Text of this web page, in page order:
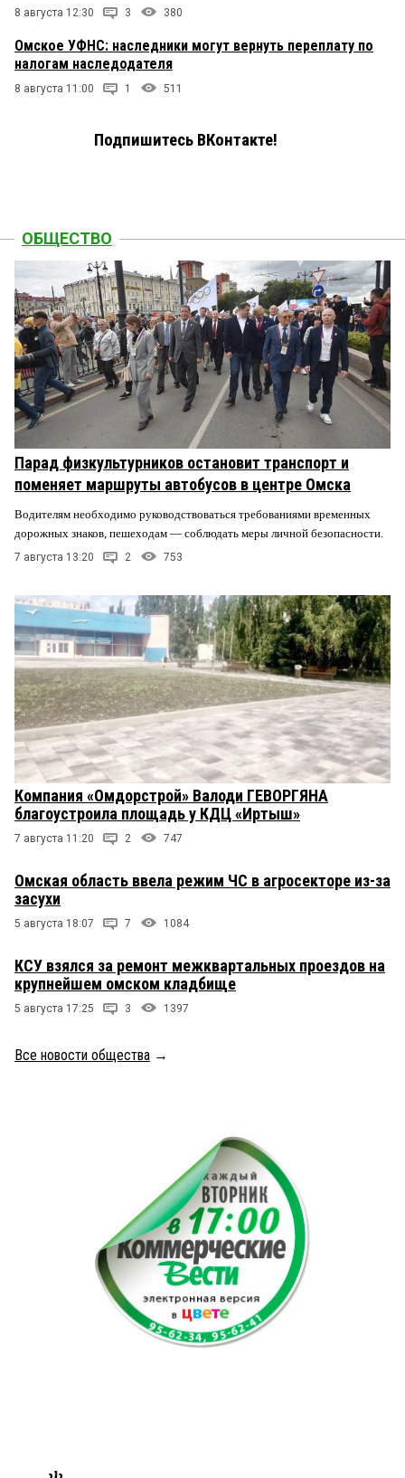
8 августа 12:30 3 380
Омское УФНС: наследники могут вернуть переплату по
налогам наследодателя
8 августа 11:00 1 511
Подпишитесь ВКонтакте!
ОБЩЕСТВО
Парад физкультурников остановит транспорт и
поменяет маршруты автобусов в центре Омска
Водителям необходимо руководствоваться требованиями временных
дорожных знаков, пешеходам — соблюдать меры личной безопасности.
7 августа 13:20 2 753
Компания «Омдорстрой» Валоди ГЕВОРГЯНА
благоустроила площадь у КДЦ «Иртыш»
7 августа 11:20 2 747
Омская область ввела режим ЧС в агросекторе из-за
засухи
5 августа 18:07 7 1084
КСУ взялся за ремонт межквартальных проездов на
крупнейшем омском кладбище
5 августа 17:25 3 1397
Все новости общества →